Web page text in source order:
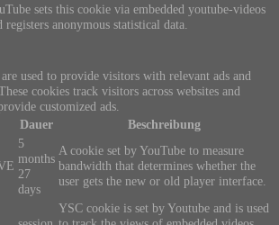
sets this cookie via embedded youtube-videos
registers anonymous statistical data.
used to provide visitors with relevant ads and
cookies track visitors across websites and
customized ads.
Dauer Beschreibung
5
months
27
days
A cookie set by YouTube to measure
bandwidth that determines whether the
user gets the new or old player interface.
YSC cookie is set by Youtube and is used